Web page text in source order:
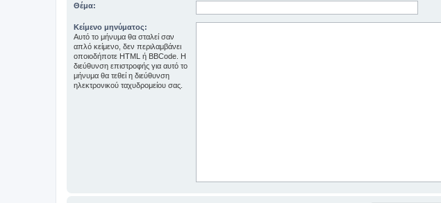
Θέμα:
Κείμενο μηνύματος:
Αυτό το μήνυμα θα σταλεί σαν
απλό κείμενο, δεν περιλαμβάνει
οποιοδήποτε HTML ή BBCode. Η
διεύθυνση επιστροφής για αυτό το
μήνυμα θα τεθεί η διεύθυνση
ηλεκτρονικού ταχυδρομείου σας.